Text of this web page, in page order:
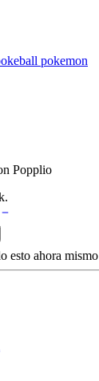
Popplio
esto ahora mismo